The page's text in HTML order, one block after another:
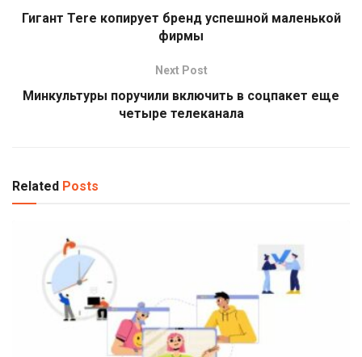
Гигант Tere копирует бренд успешной маленькой
фирмы
Next Post
Минкультуры поручили включить в соцпакет еще
четыре телеканала
Related Posts